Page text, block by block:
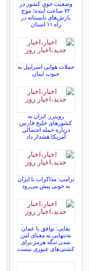
وضعیت جوی کشور در
۷۲ ساعت آینده؛ موج
بارش‌های تابستانه در
راه ۱۱ استان
حملات هوایی اسراییل به
جنوب لبنان
رویترز: ایران به
کشورهای خلیج فارس
درباره حمله احتمالی
آمریکا هشدار داد
ترامپ: مذاکرات با ایران
به خوبی پیش می‌رود
بقایی: توافق با عمان
به‌تنهایی به معنای امن
شدن تنگه هرمز برای
کشتی‌های عبوری نیست